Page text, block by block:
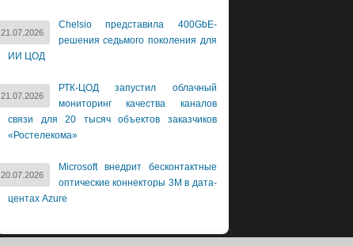
21.07.2026
Chelsio представила 400GbE-
решения седьмого поколения для
ИИ ЦОД
21.07.2026
РТК-ЦОД запустил облачный
мониторинг качества каналов
связи для 20 тысяч объектов заказчиков
«Ростелекома»
20.07.2026
Microsoft внедрит бесконтактные
оптические коннекторы 3M в дата-
центах Azure